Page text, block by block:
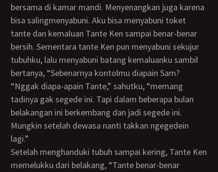
bersama di kamar mandi. Menyenangkan juga karena
bisa salingmenyabuni. Aku bisa menyabuni toket
tante dan kemaluan Tante Ken sampai benar-benar
bersih. Sementara tante Ken pun menyabuni sekujur
tubuhku, lalu menyabuni batang kemaluanku sambil
bertanya, “Sebenarnya kontolmu diapain Sam?
“Nggak diapa-apain Tante,” sahutku, “memang
tadinya gak segede ini. Tapi dalam beberapa bulan
belakangan ini berkembang dan jadi segede ini.
Mungkin setelah dewasa nanti takkan ngegedein
lagi.”
Setelah menghanduki tubuh sampai kering, Tante Ken
memelukku dari belakang, “Tante benar-benar